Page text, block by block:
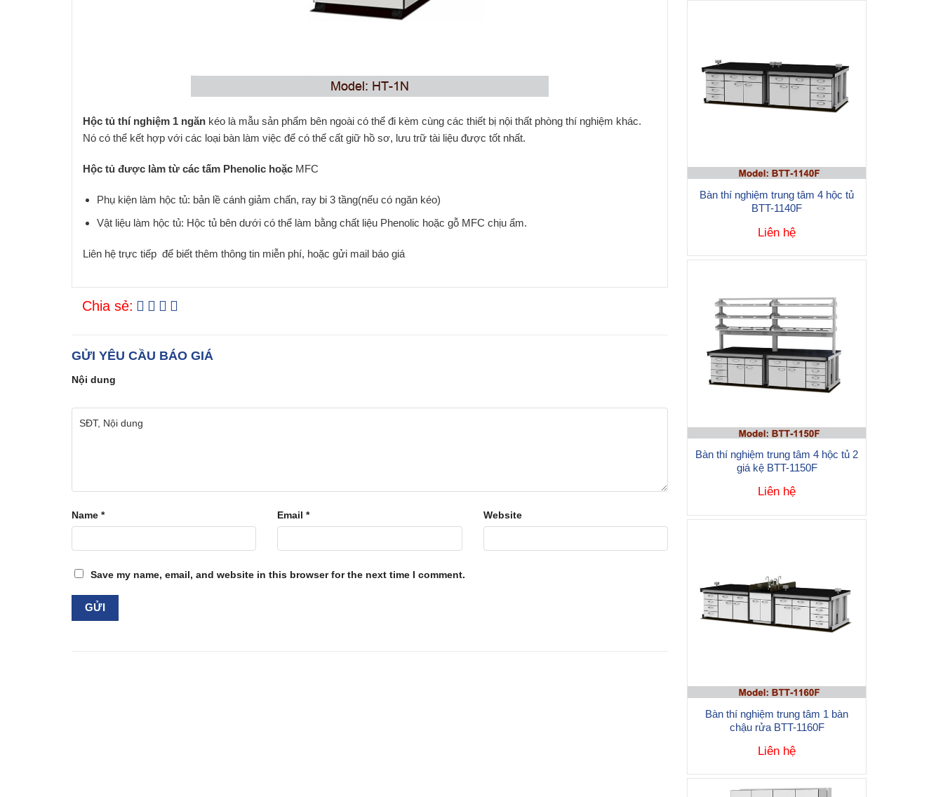
Hộc tủ thí nghiệm 1 ngănkéo là mẫu sản phẩm bên ngoài có thể đi kèm cùng các thiết bị nội thất phòng thí nghiệm khác.
Nó có thể kết hợp với các loại bàn làm việc để có thể cất giữ hồ sơ, lưu trữ tài liệu được tốt nhất.
Hộc tủ được làm từ các tấm Phenolic hoặc MFC
Phụ kiện làm hộc tủ: bản lề cánh giảm chấn, ray bi 3 tầng(nếu có ngăn kéo)
Vật liệu làm hộc tủ: Hộc tủ bên dưới có thể làm bằng chất liệu Phenolic hoặc gỗ MFC chịu ẩm.
Liên hệ trực tiếp để biết thêm thông tin miễn phí, hoặc gửi mail báo giá
Chia sẻ:
GỬI YÊU CẦU BÁO GIÁ
Nội dung
Name * Email* Website
Save my name, email, and website in this browser for the next time I comment.
Bàn thí nghiệm trung tâm 4 hộc tủ
BTT-1140F
Liên hệ
Bàn thí nghiệm trung tâm 4 hộc tủ 2
giá kệ BTT-1150F
Liên hệ
Bàn thí nghiệm trung tâm 1 bàn
chậu rửa BTT-1160F
Liên hệ